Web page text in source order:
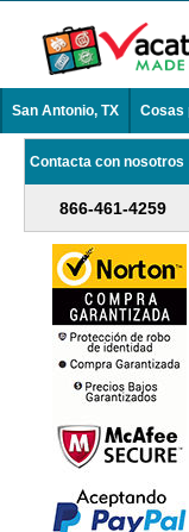
San Antonio, TX Cosas
Contacta con nosotros
866-461-4259